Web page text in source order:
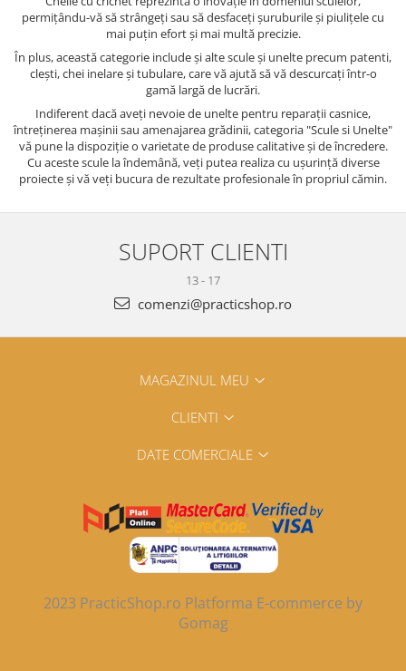
permițându-vă să strângeți sau să desfaceți șuruburile și piulițele cu
mai puțin efort și mai multă precizie.
În plus, această categorie include și alte scule și unelte precum patenti,
clești, chei inelare și tubulare, care vă ajută să vă descurcați într-o
gamă largă de lucrări.
Indiferent dacă aveți nevoie de unelte pentru reparații casnice,
întreținerea mașinii sau amenajarea grădinii, categoria "Scule si Unelte"
vă pune la dispoziție o varietate de produse calitative și de încredere.
Cu aceste scule la îndemână, veți putea realiza cu ușurință diverse
proiecte și vă veți bucura de rezultate profesionale în propriul cămin.
SUPORT CLIENTI
13 - 17
comenzi@practicshop.ro
MAGAZINUL MEU
CLIENTI
DATE COMERCIALE
2023 PracticShop.ro Platforma E-commerce by
Gomag